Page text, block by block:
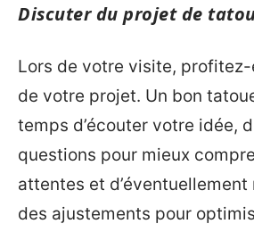
Discuter du projet de
Lors de votre visite,
de votre projet. Un bon
temps d’écouter votre idée,
questions pour mieux
attentes et
des ajustements pour